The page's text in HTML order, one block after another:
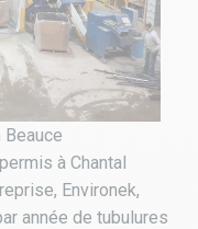
Beauce
à Chantal
Environek,
année de tubulures